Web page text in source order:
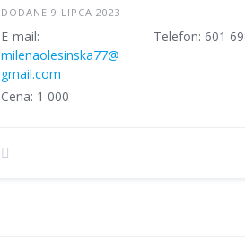
DODANE 9 LIPCA 2023
E-mail:
milenaolesinska77@
gmail.com
Telefon: 601
Cena: 1 000